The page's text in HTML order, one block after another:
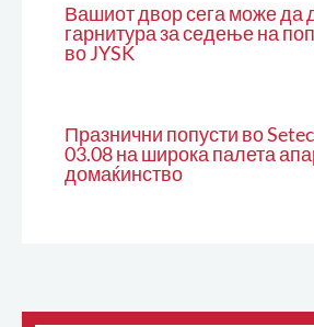
Вашиот двор сега може да
гарнитура за седење на
во JYSK
Празнични попусти во
03.08 на широка палета
домаќинство